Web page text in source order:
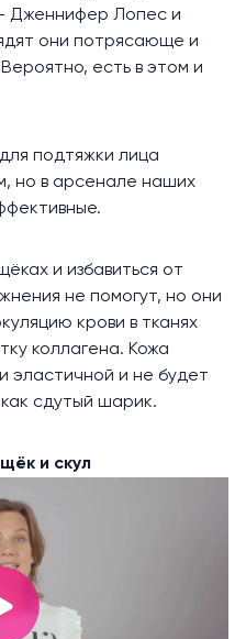
Дженнифер Лопес и
они потрясающе и
есть в этом и
подтяжки лица
но в арсенале наших
и избавиться от
не помогут, но они
крови в тканях
коллагена. Кожа
эластичной и не будет
сдутый шарик.
и скул